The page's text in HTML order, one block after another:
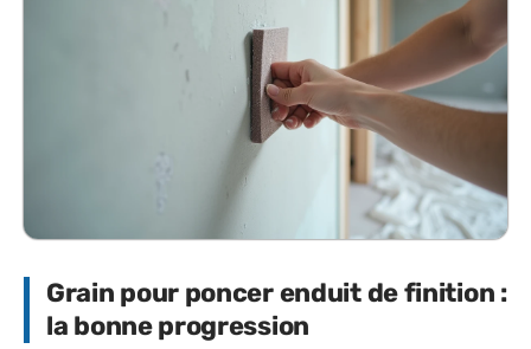
Grain pour poncer enduit de finition :
la bonne progression